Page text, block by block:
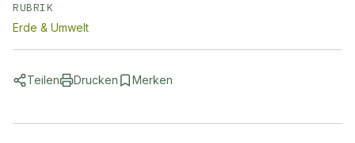
RUBRIK
Erde & Umwelt
Teilen Drucken Merken